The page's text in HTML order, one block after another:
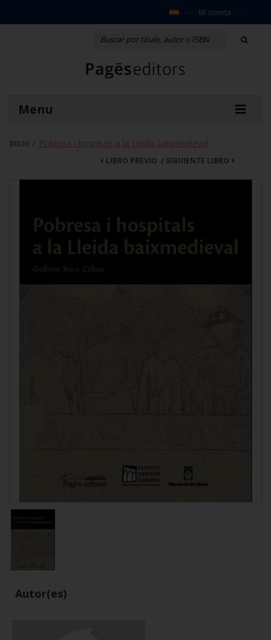
Mi cuenta
Menu
Inicio / Pobresa i hospitals a la Lleida baixmedieval
SIGUIENTE LIBRO
LIBRO PREVIO /
Autor(es)